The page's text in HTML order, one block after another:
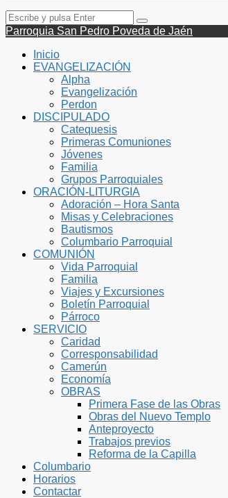
Parroquia San Pedro Poveda de Jaén
Inicio
EVANGELIZACIÓN
Alpha
Evangelización
Perdon
DISCIPULADO
Catequesis
Primeras Comuniones
Jóvenes
Familia
Grupos Parroquiales
ORACIÓN-LITURGIA
Adoración – Hora Santa
Misas y Celebraciones
Bautismos
Columbario Parroquial
COMUNIÓN
Vida Parroquial
Familia
Viajes y Excursiones
Boletín Parroquial
Párroco
SERVICIO
Caridad
Corresponsabilidad
Camerún
Economía
OBRAS
Primera Fase de las Obras
Obras del Nuevo Templo
Anteproyecto
Trabajos previos
Reforma de la Capilla
Columbario
Horarios
Contactar